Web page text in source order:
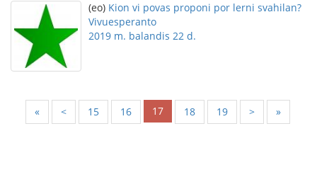
(eo) Kion vi povas proponi por lerni svahilan?
Vivuesperanto
2019 m. balandis 22 d.
« < 15 16 17 18 19 > »